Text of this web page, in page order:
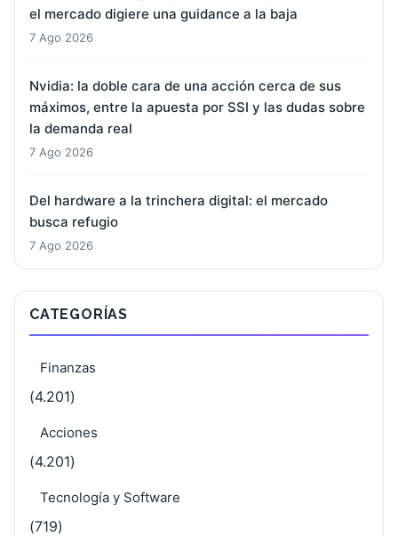
el mercado digiere una guidance a la baja
7 Ago 2026
Nvidia: la doble cara de una acción cerca de sus
máximos, entre la apuesta por SSI y las dudas sobre
la demanda real
7 Ago 2026
Del hardware a la trinchera digital: el mercado
busca refugio
7 Ago 2026
CATEGORÍAS
Finanzas
(4.201)
Acciones
(4.201)
Tecnología y Software
(719)